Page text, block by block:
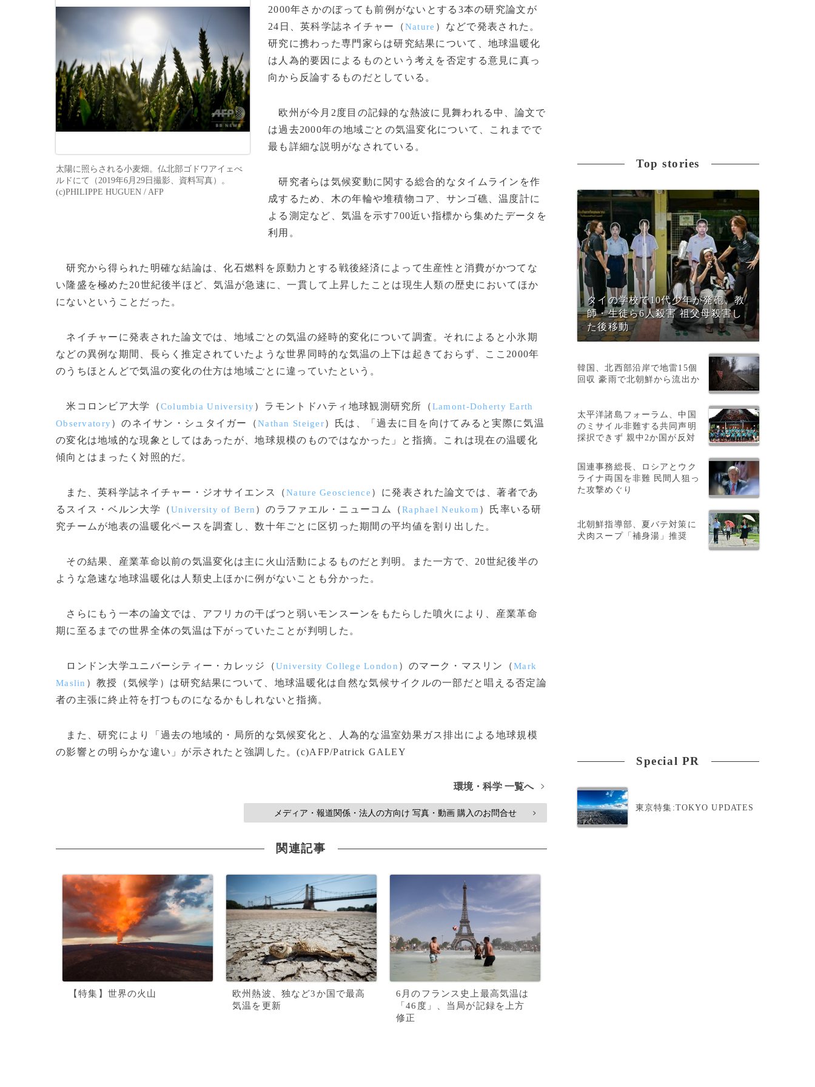
太陽に照らされる小麦畑。仏北部ゴドワアイェべ
ルドにて（2019年6月29日撮影、資料写真）。
(c)PHILIPPE HUGUEN / AFP
2000年さかのぼっても前例がないとする3本の研究論文が
24日、英科学誌ネイチャー（Nature ）などで発表された。
研究に携わった専門家らは研究結果について、地球温暖化
は人為的要因によるものという考えを否定する意見に真っ
向から反論するものだとしている。
欧州が今月2度目の記録的な熱波に見舞われる中、論文で
は過去2000年の地域ごとの気温変化について、これまでで
最も詳細な説明がなされている。
研究者らは気候変動に関する総合的なタイムラインを作
成するため、木の年輪や堆積物コア、サンゴ礁、温度計に
よる測定など、気温を示す700近い指標から集めたデータを
利用。
研究から得られた明確な結論は、化石燃料を原動力とする戦後経済によって生産性と消費がかつてな
い隆盛を極めた20世紀後半ほど、気温が急速に、一貫して上昇したことは現生人類の歴史においてほか
にないということだった。
ネイチャーに発表された論文では、地域ごとの気温の経時的変化について調査。それによると小氷期
などの異例な期間、長らく推定されていたような世界同時的な気温の上下は起きておらず、ここ2000年
のうちほとんどで気温の変化の仕方は地域ごとに違っていたという。
米コロンビア大学（Columbia University）ラモントドハティ地球観測研究所（Lamont-Doherty Earth
Observatory）のネイサン・シュタイガー（Nathan Steiger）氏は、「過去に目を向けてみると実際に気温
の変化は地域的な現象としてはあったが、地球規模のものではなかった」と指摘。これは現在の温暖化
傾向とはまったく対照的だ。
また、英科学誌ネイチャー・ジオサイエンス（Nature Geoscience ）に発表された論文では、著者であ
るスイス・ベルン大学（University of Bern ）のラファエル・ニューコム（Raphael Neukom ）氏率いる研
究チームが地表の温暖化ペースを調査し、数十年ごとに区切った期間の平均値を割り出した。
その結果、産業革命以前の気温変化は主に火山活動によるものだと判明。また一方で、20世紀後半の
ような急速な地球温暖化は人類史上ほかに例がないことも分かった。
さらにもう一本の論文では、アフリカの干ばつと弱いモンスーンをもたらした噴火により、産業革命
期に至るまでの世界全体の気温は下がっていたことが判明した。
ロンドン大学ユニバーシティー・カレッジ（University College London ）のマーク・マスリン（Mark
Maslin ）教授（気候学）は研究結果について、地球温暖化は自然な気候サイクルの一部だと唱える否定論
者の主張に終止符を打つものになるかもしれないと指摘。
また、研究により「過去の地域的・局所的な気候変化と、人為的な温室効果ガス排出による地球規模
の影響との明らかな違い」が示されたと強調した。(c)AFP/Patrick GALEY
環境・科学 一覧へ >
メディア・報道関係・法人の方向け 写真・動画 購入のお問合せ >
関連記事
【特集】世界の火山
欧州熱波、独など3か国で最高
気温を更新
6月のフランス史上最高気温は
「46度」、当局が記録を上方
修正
Top stories
タイの学校で10代少年が発砲、教
師・生徒ら6人殺害 祖父母殺害し
た後移動
韓国、北西部沿岸で地雷15個
回収 豪雨で北朝鮮から流出か
太平洋諸島フォーラム、中国
のミサイル非難する共同声明
採択できず 親中2か国が反対
国連事務総長、ロシアとウク
ライナ両国を非難 民間人狙っ
た攻撃めぐり
北朝鮮指導部、夏バテ対策に
犬肉スープ「補身湯」推奨
Special PR
東京特集:TOKYO UPDATES